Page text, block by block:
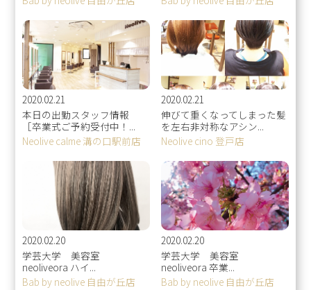
2020.02.21
本日の出勤スタッフ情報
［卒業式ご予約受付中！...
Neolive calme 溝の口駅前店
2020.02.21
伸びて重くなってしまった髪
を左右非対称なアシン...
Neolive cino 登戸店
2020.02.20
学芸大学 美容室
neoliveora ハイ...
Bab by neolive 自由が丘店
2020.02.20
学芸大学 美容室
neoliveora 卒業...
Bab by neolive 自由が丘店